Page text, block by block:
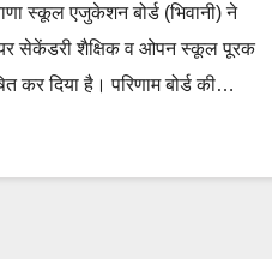
स्कूल एजुकेशन बोर्ड (भिवानी) ने
सेकेंडरी शैक्षिक व ओपन स्कूल पूरक
कर दिया है। परिणाम बोर्ड की…